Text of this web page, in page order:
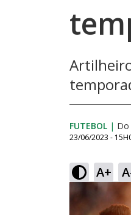
FUTEBOL | Do
23/06/2023 -
A+